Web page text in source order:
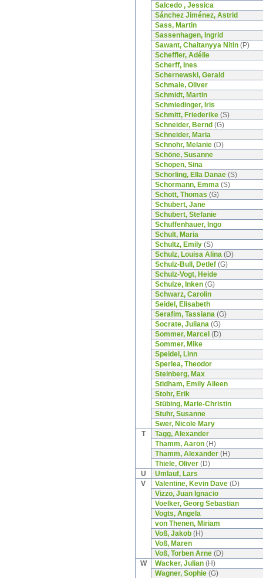
Salcedo , Jessica
Sánchez Jiménez, Astrid
Sass, Martin
Sassenhagen, Ingrid
Sawant, Chaitanyya Nitin(P)
Scheffler, Adélie
Scherff, Ines
Schernewski, Gerald
Schmale, Oliver
Schmidt, Martin
Schmiedinger, Iris
Schmitt, Friederike(S)
Schneider, Bernd(G)
Schneider, Maria
Schnohr, Melanie(D)
Schöne, Susanne
Schopen, Sina
Schorling, Ella Danae(S)
Schormann, Emma(S)
Schott, Thomas (G)
Schubert, Jane
Schubert, Stefanie
Schuffenhauer, Ingo
Schult, Maria
Schultz, Emily(S)
Schulz, Louisa Alina(D)
Schulz-Bull, Detlef(G)
Schulz-Vogt, Heide
Schulze, Inken(G)
Schwarz, Carolin
Seidel, Elisabeth
Serafim, Tassiana(G)
Socrate, Juliana(G)
Sommer, Marcel(D)
Sommer, Mike
Speidel, Linn
Sperlea, Theodor
Steinberg, Max
Stidham, Emily Aileen
Stohr, Erik
Stübing, Marie-Christin
Stuhr, Susanne
Swer, Nicole Mary
T
Tagg, Alexander
Thamm, Aaron(H)
Thamm, Alexander(H)
Thiele, Oliver(D)
U
Umlauf, Lars
V
Valentine, Kevin Dave(D)
Vizzo, Juan Ignacio
Voelker, Georg Sebastian
Vogts, Angela
von Thenen, Miriam
Voß, Jakob(H)
Voß, Maren
Voß, Torben Arne(D)
W
Wacker, Julian(H)
Wagner, Sophie(G)